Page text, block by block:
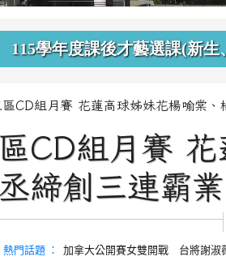
115學年度課後才藝選課(新生
CD組月賽 花蓮高球姊妹花楊喻棠、
CD組月賽
締創三連霸業